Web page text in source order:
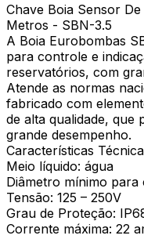
Chave Boia Sensor
Metros - SBN-3.5
A Boia Eurobombas
para controle e
reservatórios, com
Atende as normas
fabricado com
de alta qualidade,
grande desempenho.
Características
Meio líquido: água
Diâmetro mínimo para
Tensão: 125 – 250V
Grau de Proteção:
Corrente máxima: 22